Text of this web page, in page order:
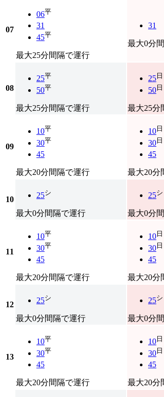
07
06平
31
45平
最大25分間隔で運行
31
最大0分
08
25平
50平
最大25分間隔で運行
25 日
50 日
最大25分
09
10平
30平
45
最大20分間隔で運行
10 日
30 日
45
最大20分
10 25シ
最大0分間隔で運行
25シ
最大0分
11
10平
30平
45
最大20分間隔で運行
10 日
30 日
45
最大20分
12 25シ
最大0分間隔で運行
25シ
最大0分
13
10平
30平
45
最大20分間隔で運行
10 日
30 日
45
最大20分